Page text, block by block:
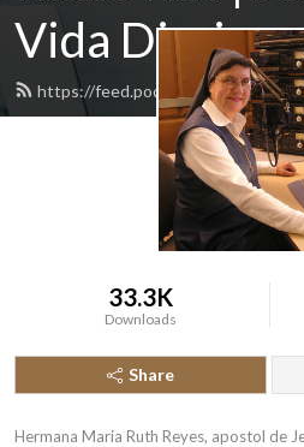
Vida Diaria
https://feed.podbean.com/
33.3K
Downloads
Share
Hermana Maria Ruth Reyes, apostol de